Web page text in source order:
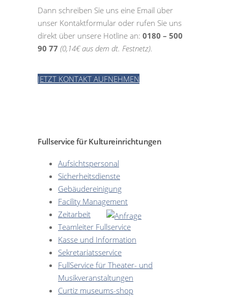
Dann schreiben Sie uns eine Email über
unser Kontaktformular oder rufen Sie uns
direkt über unsere Hotline an: 0180 – 500
90 77 (0,14€ aus dem dt. Festnetz).
JETZT KONTAKT AUFNEHMEN
Fullservice für Kultureinrichtungen
Aufsichtspersonal
Sicherheitsdienste
Gebäudereinigung
Facility Management
Zeitarbeit
Teamleiter Fullservice
Kasse und Information
Sekretariatsservice
FullService für Theater- und
Musikveranstaltungen
Curtiz museums-shop